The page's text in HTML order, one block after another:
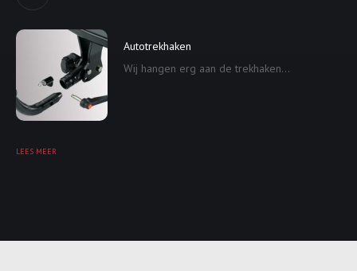
Autotrekhaken
Wij hangen erg aan de trekhaken...
LEES MEER